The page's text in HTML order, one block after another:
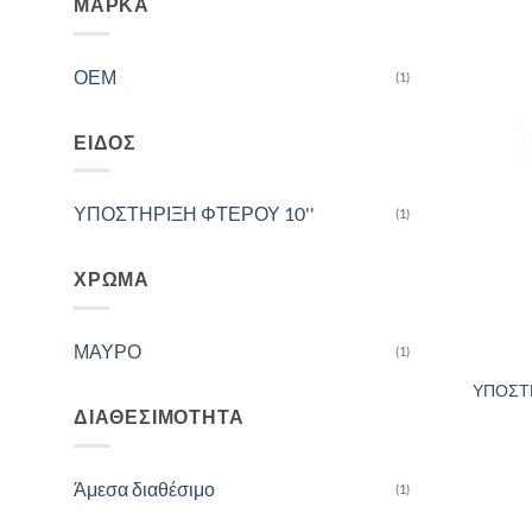
ΜΆΡΚΑ
ΟΕΜ (1)
ΕΊΔΟΣ
ΥΠΟΣΤΗΡΙΞΗ ΦΤΕΡΟΥ 10'' (1)
ΧΡΏΜΑ
ΜΑΥΡΟ (1)
ΔΙΑΘΕΣΙΜΌΤΗΤΑ
Άμεσα διαθέσιμο (1)